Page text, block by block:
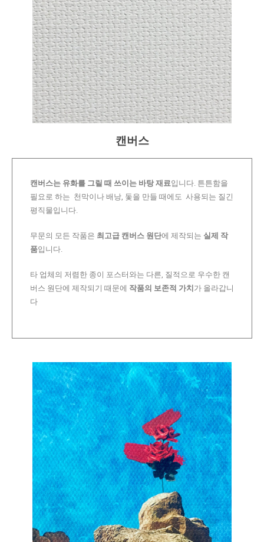
캔버스
캔버스는 유화를 그릴 때 쓰이는 바탕 재료입니다. 튼튼함을
필요로 하는 천막이나 배낭, 돛을 만들 때에도 사용되는 질긴
평직물입니다.
무문의 모든 작품은 최고급 캔버스 원단에 제작되는 실제 작
품입니다.
타 업체의 저렴한 종이 포스터와는 다른, 질적으로 우수한 캔
버스 원단에 제작되기 때문에 작품의 보존적 가치 가 올라갑니
다